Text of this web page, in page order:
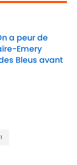
a peur de
Emery
Bleus avant